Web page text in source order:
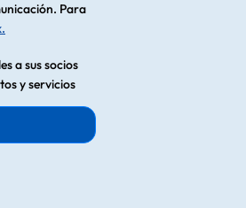
Para
a sus socios
y servicios